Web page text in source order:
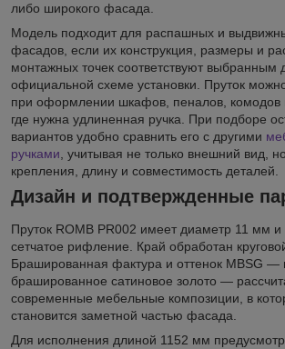
либо широкого фасада.
Модель подходит для распашных и
фасадов, если их конструкция, размеры и
монтажных точек соответствуют выбранным
официальной схеме установки. Пруток
при оформлении шкафов, пеналов, комодов
где нужна удлиненная ручка. При подборе
вариантов удобно сравнить его с другими
ручками, учитывая не только внешний вид,
крепления, длину и совместимость деталей.
Дизайн и подтвержденные
Пруток ROMB PR002 имеет диаметр 11 мм и
сетчатое рифление. Край обработан
Брашированная фактура и оттенок MBSG —
брашированное сатиновое золото —
современные мебельные композиции, в
становится заметной частью фасада.
Для исполнения длиной 1152 мм